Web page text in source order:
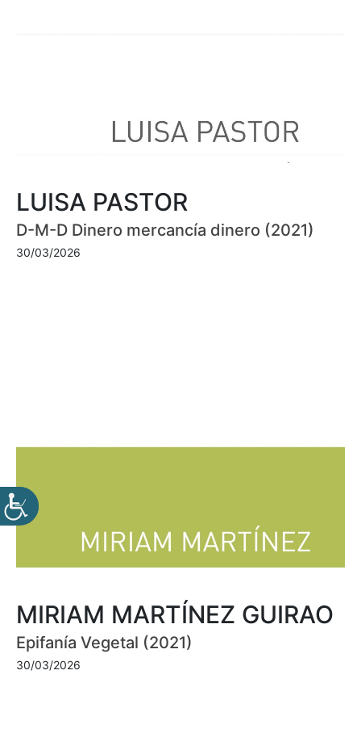
LUISA PASTOR
D-M-D Dinero mercancía dinero (2021)
30/03/2026
MIRIAM MARTÍNEZ GUIRAO
Epifanía Vegetal (2021)
30/03/2026